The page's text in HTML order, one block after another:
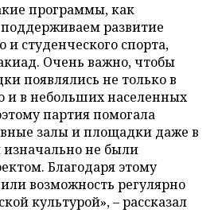
программы, как
развитие
и студенческого спорта,
Очень важно, чтобы
появлялись не только в
и в небольших населенных
партия помогала
залы и площадки даже в
изначально не были
Благодаря этому
возможность регулярно
культурой», – рассказал